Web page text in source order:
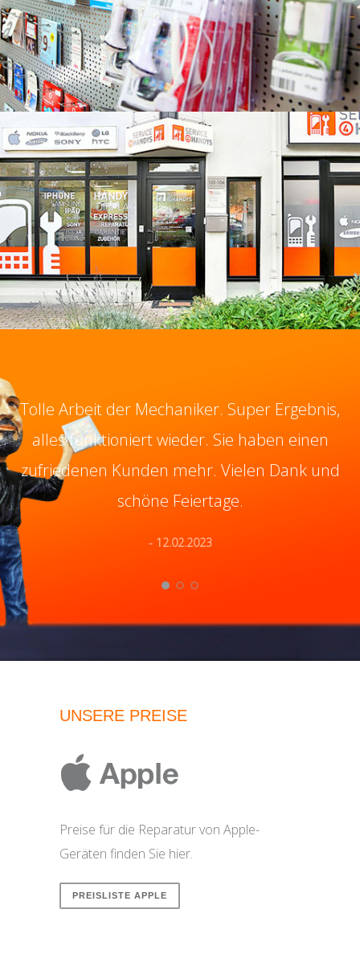
Tolle Arbeit der Mechaniker. Super Ergebnis,
alles funktioniert wieder. Sie haben einen
zufriedenen Kunden mehr. Vielen Dank und
schöne Feiertage.
- 12.02.2023
UNSERE PREISE
Preise für die Reparatur von Apple-
Geräten finden Sie hier.
PREISLISTE APPLE